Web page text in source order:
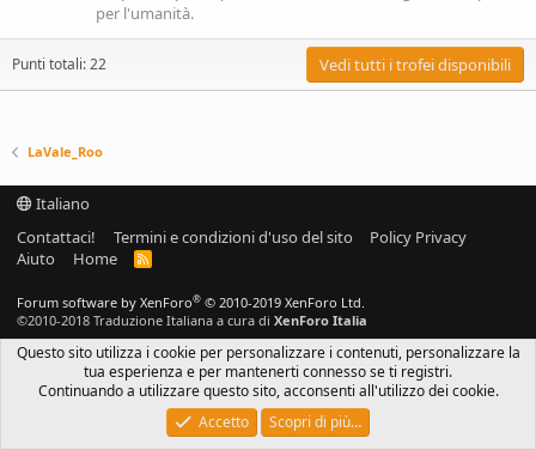
per l'umanità.
Punti totali: 22 Vedi tutti i trofei disponibili
LaVale_Roo
Italiano
Contattaci!
Termini e condizioni d'uso del sito
Policy Privacy
Aiuto
Home
R
Forum software by XenForo® © 2010-2019 XenForo Ltd.
©2010-2018 Traduzione Italiana a cura di XenForo Italia
Questo sito utilizza i cookie per personalizzare i contenuti, personalizzare la
tua esperienza e per mantenerti connesso se ti registri.
Continuando a utilizzare questo sito, acconsenti all'utilizzo dei cookie.
Accetto
Scopri di più…